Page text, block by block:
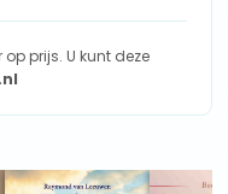
inzichten en
op doen. Dat was
Dank aan mevr.
boek.
prijs. U kunt deze